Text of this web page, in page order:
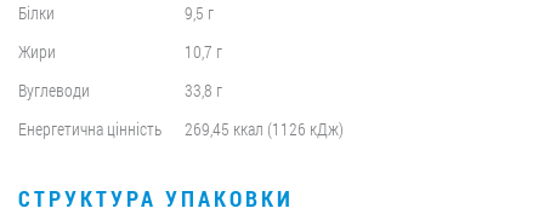
Білки
9,5 г
Жири
10,7 г
Вуглеводи
33,8 г
Енергетична цінність
269,45 ккал (1126 кДж)
СТРУКТУРА УПАКОВКИ